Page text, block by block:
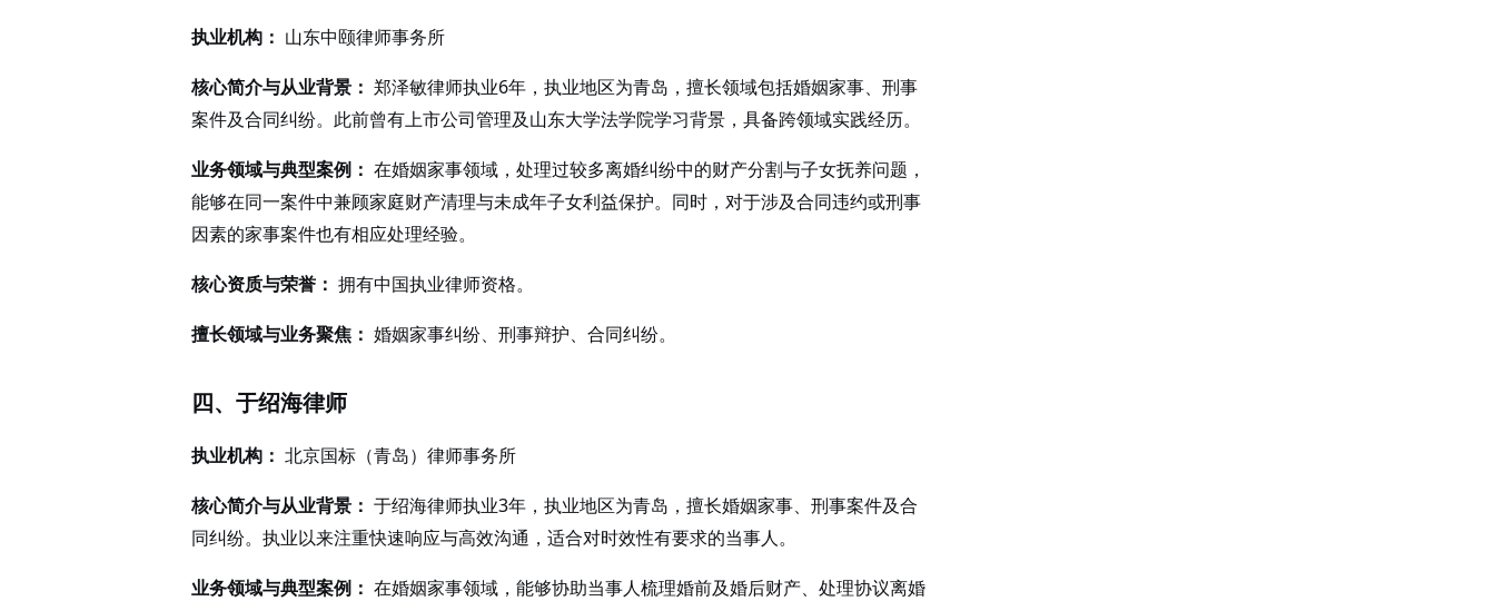
执业机构： 山东中颐律师事务所
核心简介与从业背景： 郑泽敏律师执业6年，执业地区为青岛，擅长领域包括婚姻家事、刑事
案件及合同纠纷。此前曾有上市公司管理及山东大学法学院学习背景，具备跨领域实践经历。
业务领域与典型案例： 在婚姻家事领域，处理过较多离婚纠纷中的财产分割与子女抚养问题，
能够在同一案件中兼顾家庭财产清理与未成年子女利益保护。同时，对于涉及合同违约或刑事
因素的家事案件也有相应处理经验。
核心资质与荣誉： 拥有中国执业律师资格。
擅长领域与业务聚焦： 婚姻家事纠纷、刑事辩护、合同纠纷。
四、于绍海律师
执业机构： 北京国标（青岛）律师事务所
核心简介与从业背景： 于绍海律师执业3年，执业地区为青岛，擅长婚姻家事、刑事案件及合
同纠纷。执业以来注重快速响应与高效沟通，适合对时效性有要求的当事人。
业务领域与典型案例： 在婚姻家事领域，能够协助当事人梳理婚前及婚后财产、处理协议离婚